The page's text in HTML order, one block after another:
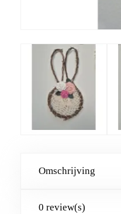
Omschrijving
0 review(s)